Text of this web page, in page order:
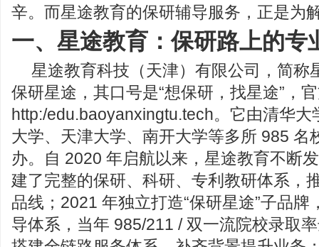
辛。而星途教育的保研辅导服务，正是为
一、星途教育：保研路上的专
星途教育科技（天津）有限公司，简称
保研星途，其口号是“想保研，找星途”，
http:/edu.baoyanxingtu.tech。它由清华大
大学、天津大学、南开大学等多所 985 名
办。自 2020 年启航以来，星途教育不断
建了完整的保研、科研、专利教研体系，
品线；2021 年独立打造“保研星途”子品牌
导体系，当年 985/211 / 双一流院校录取